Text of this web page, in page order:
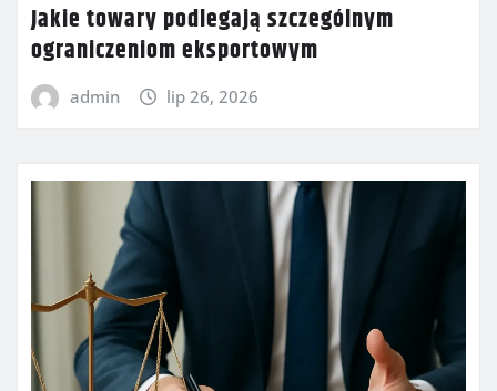
Jakie towary podlegają szczególnym
ograniczeniom eksportowym
admin lip 26, 2026